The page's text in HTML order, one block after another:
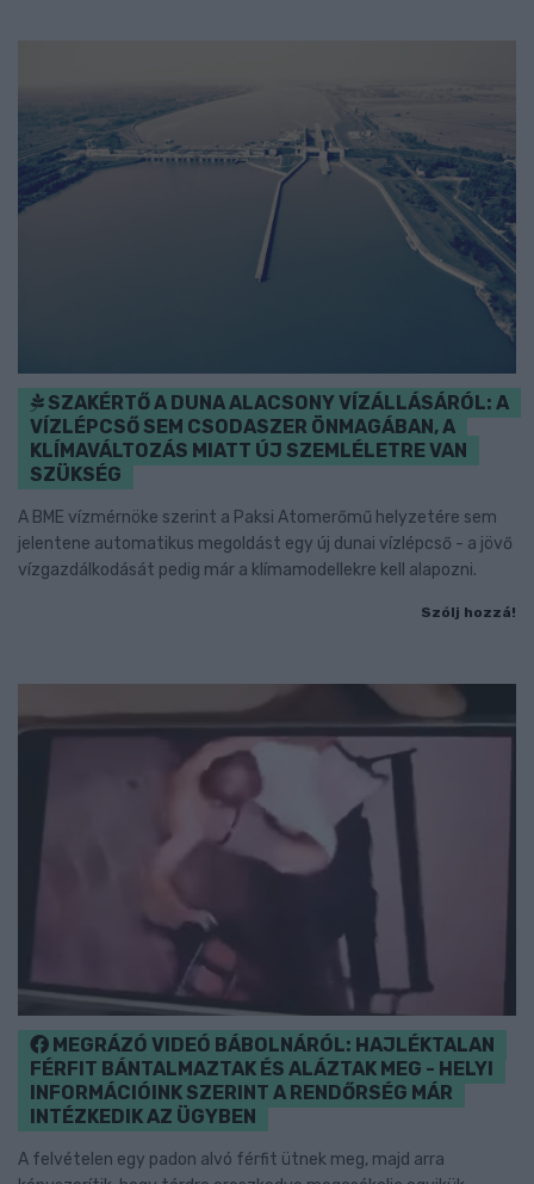
SZAKÉRTŐ A DUNA ALACSONY VÍZÁLLÁSÁRÓL: A
VÍZLÉPCSŐ SEM CSODASZER ÖNMAGÁBAN, A
KLÍMAVÁLTOZÁS MIATT ÚJ SZEMLÉLETRE VAN
SZÜKSÉG
A BME vízmérnöke szerint a Paksi Atomerőmű helyzetére sem
jelentene automatikus megoldást egy új dunai vízlépcső - a jövő
vízgazdálkodását pedig már a klímamodellekre kell alapozni.
Szólj hozzá!
MEGRÁZÓ VIDEÓ BÁBOLNÁRÓL: HAJLÉKTALAN
FÉRFIT BÁNTALMAZTAK ÉS ALÁZTAK MEG - HELYI
INFORMÁCIÓINK SZERINT A RENDŐRSÉG MÁR
INTÉZKEDIK AZ ÜGYBEN
A felvételen egy padon alvó férfit ütnek meg, majd arra